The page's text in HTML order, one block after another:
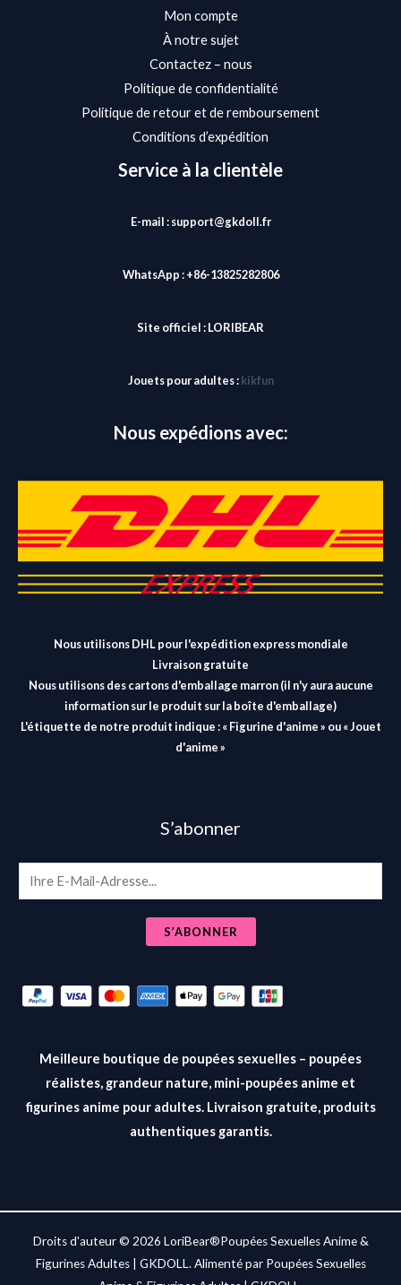
Mon compte
À notre sujet
Contactez – nous
Politique de confidentialité
Politique de retour et de remboursement
Conditions d’expédition
Service à la clientèle
E-mail : support@gkdoll.fr
WhatsApp : +86-13825282806
Site officiel :LORIBEAR
Jouets pour adultes : kikfun
Nous expédions avec:
Nous utilisons DHL pour l'expédition express mondiale
Livraison gratuite
Nous utilisons des cartons d'emballage marron (il n'y aura aucune
information sur le produit sur la boîte d'emballage)
L'étiquette de notre produit indique : « Figurine d'anime » ou « Jouet
d'anime »
S’abonner
m
S’ABONNER
Meilleure boutique de poupées sexuelles – poupées
réalistes, grandeur nature, mini-poupées anime et
figurines anime pour adultes. Livraison gratuite, produits
authentiques garantis.
Droits d'auteur © 2026 LoriBear®Poupées Sexuelles Anime &
Figurines Adultes | GKDOLL. Alimenté par Poupées Sexuelles